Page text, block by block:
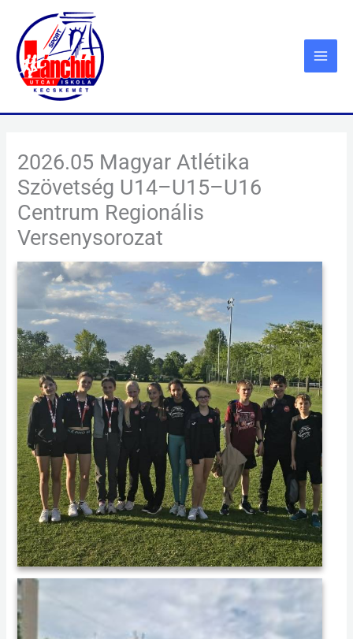
content
2026.05 Magyar Atlétika
Szövetség U14–U15–U16
Centrum Regionális
Versenysorozat